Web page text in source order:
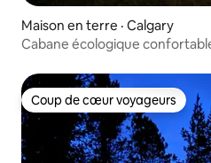
Maison en terre · Calgary
Cabane écologique
Coup de cœur voyageurs
Coup de cœur voyageurs